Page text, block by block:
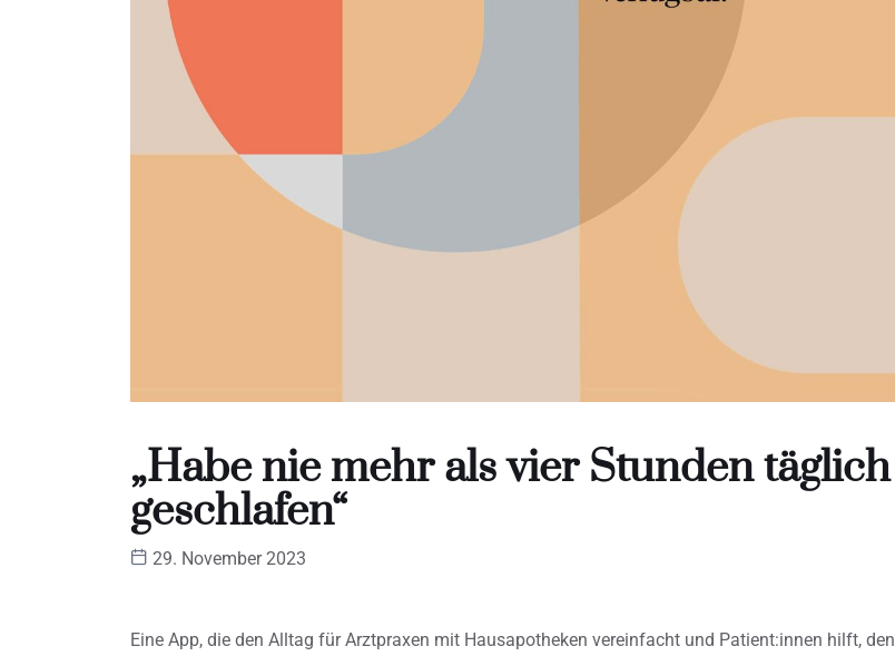
„Habe nie mehr als vier Stunden täglich
geschlafen“
29. November 2023
Eine App, die den Alltag für Arztpraxen mit Hausapotheken vereinfacht und Patient:innen hilft, den